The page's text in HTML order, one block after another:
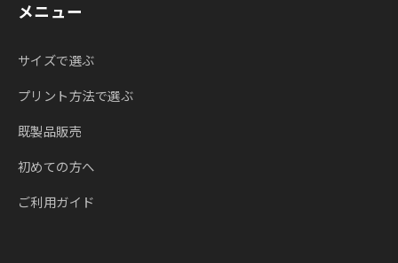
メニュー
サイズで選ぶ
プリント方法で選ぶ
既製品販売
初めての方へ
ご利用ガイド